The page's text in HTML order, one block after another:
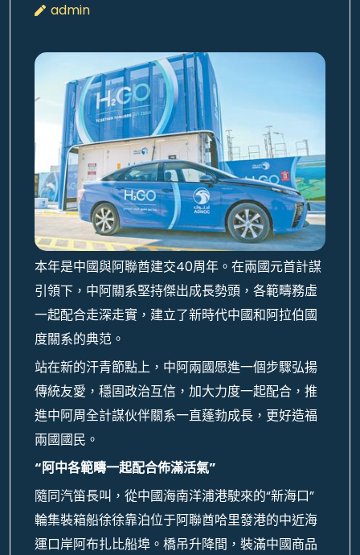
admin
本年是中國與阿聯酋建交40周年。在兩國元首計謀
引領下，中阿關系堅持傑出成長勢頭，各範疇務虛
一起配合走深走實，建立了新時代中國和阿拉伯國
度關系的典范。
站在新的汗青節點上，中阿兩國愿進一個步驟弘揚
傳統友愛，穩固政治互信，加大力度一起配合，推
進中阿周全計謀伙伴關系一直蓬勃成長，更好造福
兩國國民。
“阿中各範疇一起配合佈滿活氣”
隨同汽笛長叫，從中國海南洋浦港駛來的“新海口”
輪集裝箱船徐徐靠泊位于阿聯酋哈里發港的中近海
運口岸阿布扎比船埠。橋吊升降間，裝滿中國商品